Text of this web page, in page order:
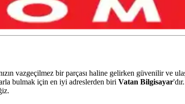
vazgeçilmez bir parçası haline gelirken güvenilir ve
bulmak için en iyi adreslerden biri Vatan Bilgisayar